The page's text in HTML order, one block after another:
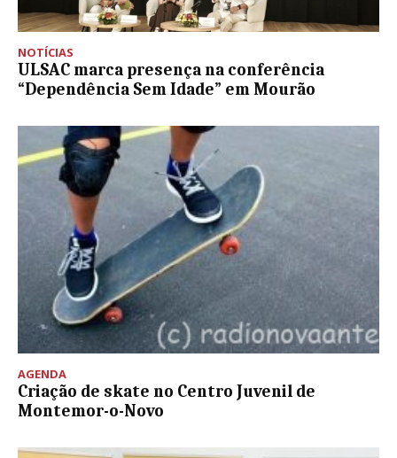
NOTÍCIAS
ULSAC marca presença na conferência
“Dependência Sem Idade” em Mourão
AGENDA
Criação de skate no Centro Juvenil de
Montemor-o-Novo